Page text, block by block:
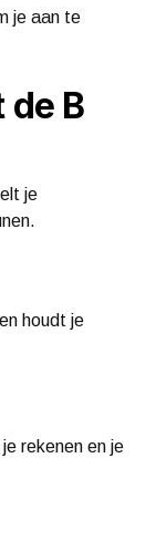
je aan te
de B
je
houdt je
rekenen en je